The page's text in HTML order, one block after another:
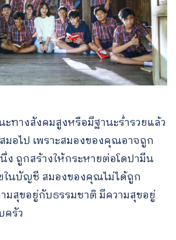
ทางสังคมสูงหรือมีฐานะร่ำรวยแล้ว
มอไป เพราะสมองของคุณอาจถูก
ง ถูกสร้างให้กระหายต่อโดปามีน
ในบัญชี สมองของคุณไม่ได้ถูก
มสุขอยู่กับธรรมชาติ มีความสุขอยู่
รัว